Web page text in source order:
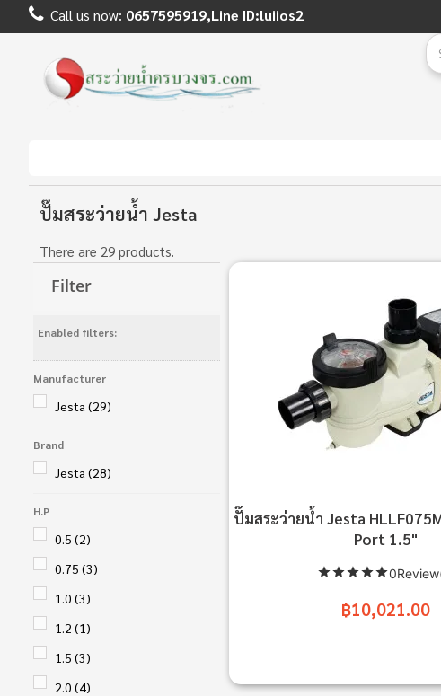
Call us now: 0657595919,Line ID:luiios2
ปั๊มสระว่ายน้ำ Jesta
There are 29 products.
Filter
Enabled filters:
Manufacturer
Jesta (29)
Brand
Jesta (28)
H.P
0.5 (2)
0.75 (3)
1.0 (3)
1.2 (1)
1.5 (3)
2.0 (4)
ปั๊มสระว่ายน้ำ Jesta
Port 1.5"
฿10,021.00